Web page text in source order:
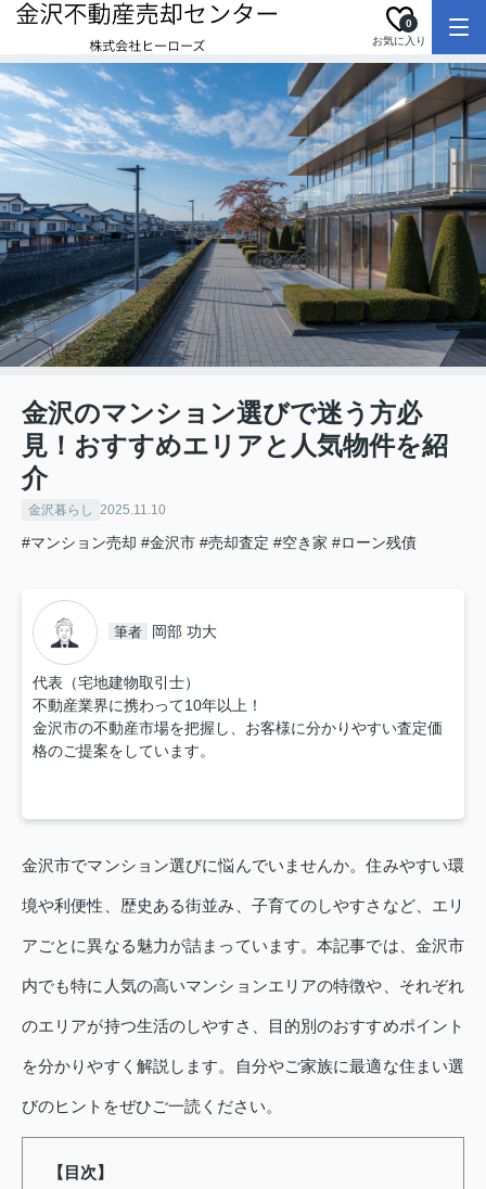
お気に入り
0
金沢のマンション選びで迷う方必
見！おすすめエリアと人気物件を紹
介
金沢暮らし 2025.11.10
#マンション売却 #金沢市 #売却査定 #空き家 #ローン残債
筆者 岡部 功大
代表（宅地建物取引士）
不動産業界に携わって10年以上！
金沢市の不動産市場を把握し、お客様に分かりやすい査定価
格のご提案をしています。
金沢市でマンション選びに悩んでいませんか。住みやすい環
境や利便性、歴史ある街並み、子育てのしやすさなど、エリ
アごとに異なる魅力が詰まっています。本記事では、金沢市
内でも特に人気の高いマンションエリアの特徴や、それぞれ
のエリアが持つ生活のしやすさ、目的別のおすすめポイント
を分かりやすく解説します。自分やご家族に最適な住まい選
びのヒントをぜひご一読ください。
【目次】